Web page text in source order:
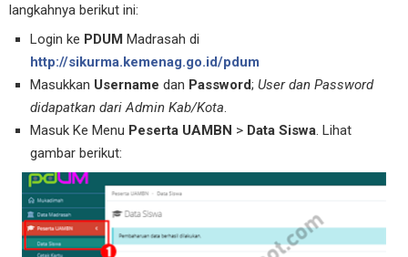
langkahnya berikut ini:
Login ke PDUM Madrasah di
http://sikurma.kemenag.go.id/pdum
Masukkan Username dan Password; User dan Password
didapatkan dari Admin Kab/Kota.
Masuk Ke Menu Peserta UAMBN > Data Siswa. Lihat
gambar berikut: